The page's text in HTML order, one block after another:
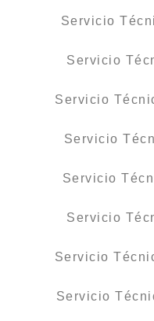
Servicio
Servicio
Servicio
Servicio
Servicio
Servicio
Servicio
Servicio